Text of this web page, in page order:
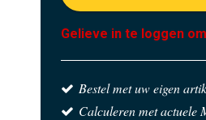
Gelieve in te loggen
Bestel met uw eigen
Calculeren met actuele